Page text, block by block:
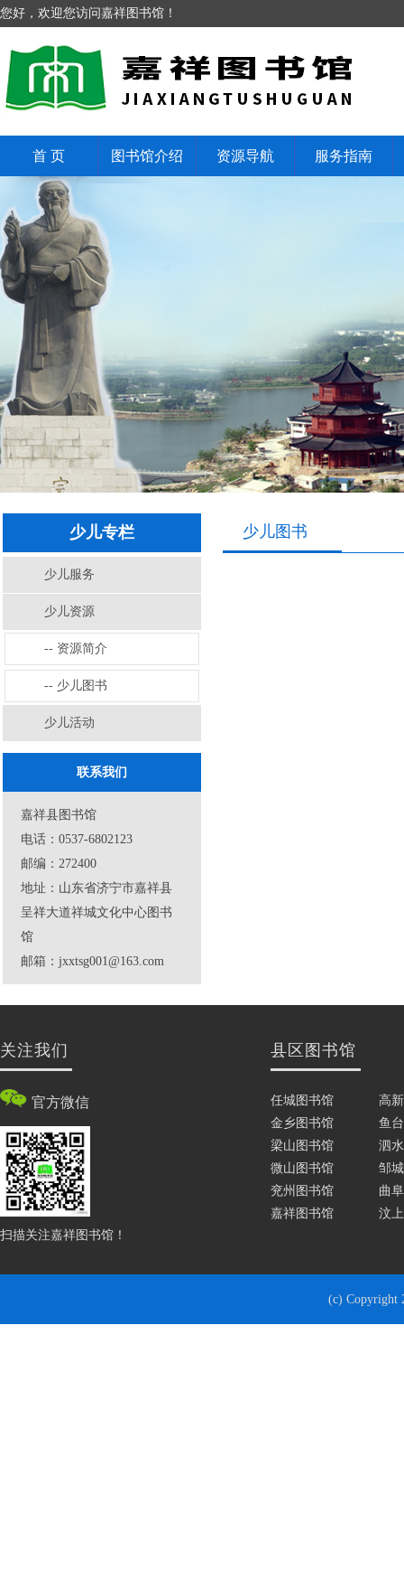
您好，欢迎您访问嘉祥图书馆！
首 页 图书馆介绍 资源导航 服务指南
少儿专栏
少儿服务
少儿资源
-- 资源简介
-- 少儿图书
少儿活动
联系我们
嘉祥县图书馆
电话：0537-6802123
邮编：272400
地址：山东省济宁市嘉祥县
呈祥大道祥城文化中心图书
馆
邮箱：jxxtsg001@163.com
少儿图书
关注我们
官方微信
扫描关注嘉祥图书馆！
县区图书馆
任城图书馆
高
金乡图书馆
鱼
梁山图书馆
泗
微山图书馆
邹
兖州图书馆
曲
嘉祥图书馆
汶
(c) Copyright